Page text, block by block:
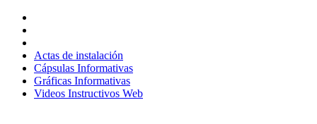
contenido
Actas de instalación
Cápsulas Informativas
Gráficas Informativas
Videos Instructivos Web